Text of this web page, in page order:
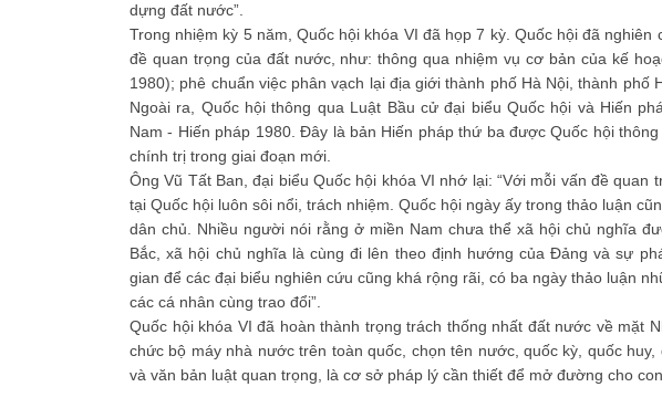
dựng đất nước”.
Trong nhiệm kỳ 5 năm, Quốc hội khóa VI đã họp 7 kỳ. Quốc hội đã
đề quan trọng của đất nước, như: thông qua nhiệm vụ cơ bản của kế
1980); phê chuẩn việc phân vạch lại địa giới thành phố Hà Nội, thành phố
Ngoài ra, Quốc hội thông qua Luật Bầu cử đại biểu Quốc hội và Hiến
Nam - Hiến pháp 1980. Đây là bản Hiến pháp thứ ba được Quốc hội
chính trị trong giai đoạn mới.
Ông Vũ Tất Ban, đại biểu Quốc hội khóa VI nhớ lại: “Với mỗi vấn đề quan
tại Quốc hội luôn sôi nổi, trách nhiệm. Quốc hội ngày ấy trong thảo luận
dân chủ. Nhiều người nói rằng ở miền Nam chưa thể xã hội chủ nghĩa
Bắc, xã hội chủ nghĩa là cùng đi lên theo định hướng của Đảng và sự
gian để các đại biểu nghiên cứu cũng khá rộng rãi, có ba ngày thảo luận
các cá nhân cùng trao đổi”.
Quốc hội khóa VI đã hoàn thành trọng trách thống nhất đất nước về mặt
chức bộ máy nhà nước trên toàn quốc, chọn tên nước, quốc kỳ, quốc
và văn bản luật quan trọng, là cơ sở pháp lý cần thiết để mở đường cho